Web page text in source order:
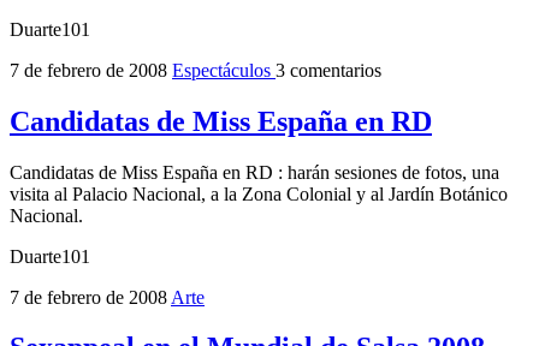
Duarte101
7 de febrero de 2008 Espectáculos 3 comentarios
Candidatas de Miss España en RD
Candidatas de Miss España en RD : harán sesiones de fotos, una
visita al Palacio Nacional, a la Zona Colonial y al Jardín Botánico
Nacional.
Duarte101
7 de febrero de 2008 Arte